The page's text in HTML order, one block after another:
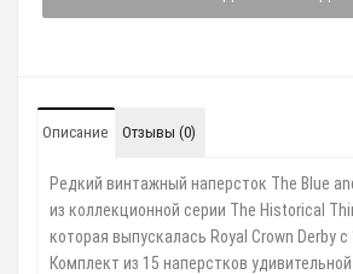
Описание Отзывы (0)
Редкий винтажный наперсток The Blue
из коллекционной серии The Historical
которая выпускалась Royal Crown Derby с
Комплект из 15 наперстков